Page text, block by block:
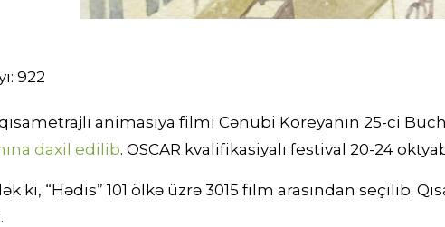
922
qısametrajlı animasiya filmi Cənubi Koreyanın 25-ci
daxil edilib. OSCAR kvalifikasiyalı festival 20-24
ki, “Hədis” 101 ölkə üzrə 3015 film arasından seçilib.